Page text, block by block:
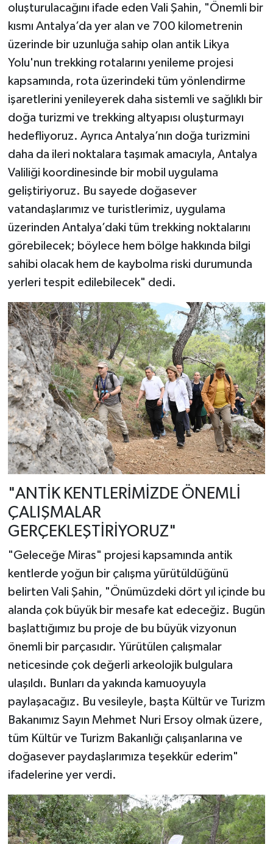
oluşturulacağını ifade eden Vali Şahin, "Önemli bir
kısmı Antalya’da yer alan ve 700 kilometrenin
üzerinde bir uzunluğa sahip olan antik Likya
Yolu'nun trekking rotalarını yenileme projesi
kapsamında, rota üzerindeki tüm yönlendirme
işaretlerini yenileyerek daha sistemli ve sağlıklı bir
doğa turizmi ve trekking altyapısı oluşturmayı
hedefliyoruz. Ayrıca Antalya’nın doğa turizmini
daha da ileri noktalara taşımak amacıyla, Antalya
Valiliği koordinesinde bir mobil uygulama
geliştiriyoruz. Bu sayede doğasever
vatandaşlarımız ve turistlerimiz, uygulama
üzerinden Antalya’daki tüm trekking noktalarını
görebilecek; böylece hem bölge hakkında bilgi
sahibi olacak hem de kaybolma riski durumunda
yerleri tespit edilebilecek" dedi.
"ANTİK KENTLERİMİZDE ÖNEMLİ
ÇALIŞMALAR
GERÇEKLEŞTİRİYORUZ"
"Geleceğe Miras" projesi kapsamında antik
kentlerde yoğun bir çalışma yürütüldüğünü
belirten Vali Şahin, "Önümüzdeki dört yıl içinde bu
alanda çok büyük bir mesafe kat edeceğiz. Bugün
başlattığımız bu proje de bu büyük vizyonun
önemli bir parçasıdır. Yürütülen çalışmalar
neticesinde çok değerli arkeolojik bulgulara
ulaşıldı. Bunları da yakında kamuoyuyla
paylaşacağız. Bu vesileyle, başta Kültür ve Turizm
Bakanımız Sayın Mehmet Nuri Ersoy olmak üzere,
tüm Kültür ve Turizm Bakanlığı çalışanlarına ve
doğasever paydaşlarımıza teşekkür ederim"
ifadelerine yer verdi.